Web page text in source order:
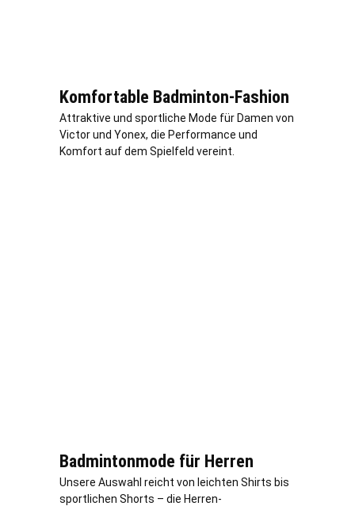
Komfortable Badminton-Fashion
Attraktive und sportliche Mode für Damen von
Victor und Yonex, die Performance und
Komfort auf dem Spielfeld vereint.
Badmintonmode für Herren
Unsere Auswahl reicht von leichten Shirts bis
sportlichen Shorts – die Herren-